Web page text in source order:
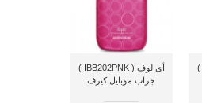
أى لوف ( IBB202CLR )
أى لوف ( IBB202PNK )
جراب موبايل كيرف